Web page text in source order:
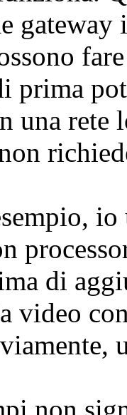
gateway
prima
una rete
di
video